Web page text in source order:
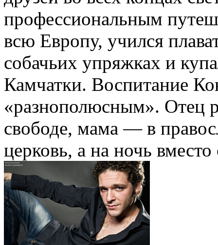
профессиональным
всю Европу, учился
собачьих упряжках и
Камчатки. Воспитание
«разнополюсным». Отец
свободе, мама — в
церковь, а на ночь вместо